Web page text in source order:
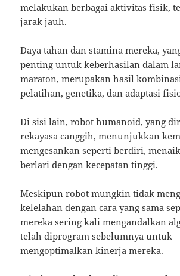
melakukan berbagai aktivitas fisik,
jarak jauh.
Daya tahan dan stamina mereka,
penting untuk keberhasilan dalam
maraton, merupakan hasil
pelatihan, genetika, dan adaptasi
Di sisi lain, robot humanoid, yang
rekayasa canggih, menunjukkan
mengesankan seperti berdiri,
berlari dengan kecepatan tinggi.
Meskipun robot mungkin tidak
kelelahan dengan cara yang sama
mereka sering kali mengandalkan
telah diprogram sebelumnya untuk
mengoptimalkan kinerja mereka.